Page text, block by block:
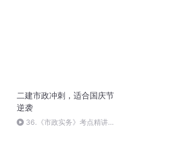
二建市政冲刺，适合国庆节
逆袭
36.《市政实务》考点精讲第